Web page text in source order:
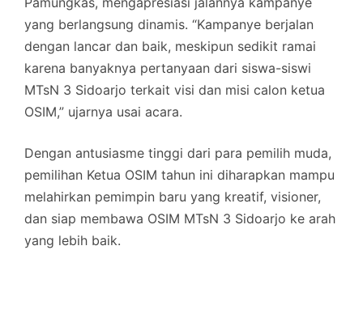
yang berlangsung dinamis. “Kampanye berjalan
dengan lancar dan baik, meskipun sedikit ramai
karena banyaknya pertanyaan dari siswa-siswi
MTsN 3 Sidoarjo terkait visi dan misi calon ketua
OSIM,” ujarnya usai acara.
Dengan antusiasme tinggi dari para pemilih muda,
pemilihan Ketua OSIM tahun ini diharapkan mampu
melahirkan pemimpin baru yang kreatif, visioner,
dan siap membawa OSIM MTsN 3 Sidoarjo ke arah
yang lebih baik.